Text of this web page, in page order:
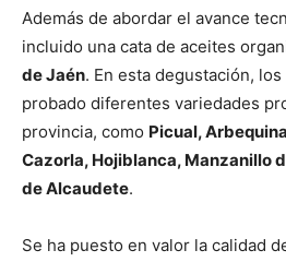
Además de abordar el avance
incluido una cata de aceites
de Jaén. En esta degustación,
probado diferentes variedades
provincia, como Picual,
Cazorla, Hojiblanca, Manzanillo
de Alcaudete.
Se ha puesto en valor la calidad